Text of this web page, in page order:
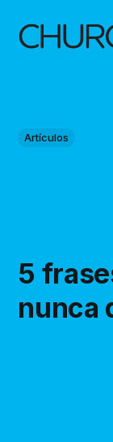
Artículos
5
nunca